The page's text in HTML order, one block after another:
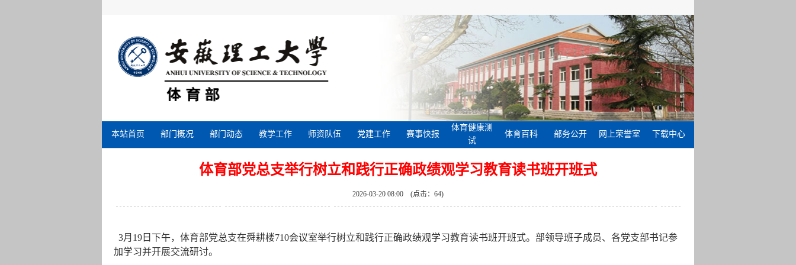
本站首页 部门概况 部门动态 教学工作 师资队伍 党建工作 赛事快报
体育健康测
试
体育百科 部务公开 网上荣誉室 下载中心
体育部党总支举行树立和践行正确政绩观学习教育读书班开班式
2026-03-20 08:00 (点击： 64)
3月19日下午，体育部党总支在舜耕楼710会议室举行树立和践行正确政绩观学习教育读书班开班式。部领导班子成员、各党支部书记参
加学习并开展交流研讨。